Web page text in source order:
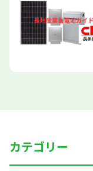
カテゴリー